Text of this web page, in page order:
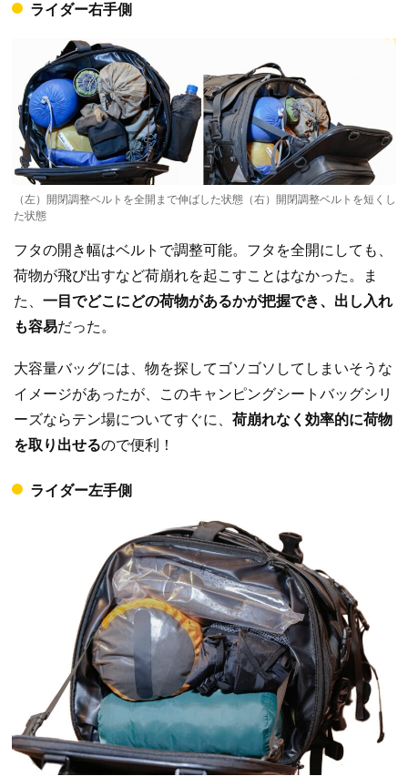
ライダー右手側
（左）開閉調整ベルトを全開まで伸ばした状態（右）開閉調整ベルトを短くし
た状態
フタの開き幅はベルトで調整可能。フタを全開にしても、
荷物が飛び出すなど荷崩れを起こすことはなかった。ま
た、 一目でどこにどの荷物があるかが把握でき、出し入れ
も容易だった。
大容量バッグには、物を探してゴソゴソしてしまいそうな
イメージがあったが、このキャンピングシートバッグシリ
ーズならテン場についてすぐに、 荷崩れなく効率的に荷物
を取り出せるので便利！
ライダー左手側